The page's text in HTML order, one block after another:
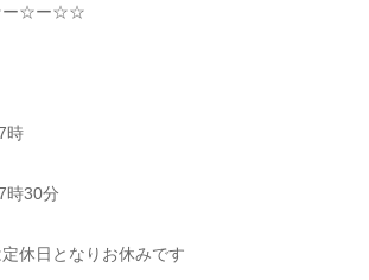
ー☆ー☆☆
時
時30分
休日となりお休みです